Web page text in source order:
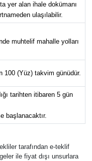
yer alan ihale dokümanı
ulaşılabilir.
muhtelif mahalle yolları
100 (Yüz) takvim günüdür.
tarihten itibaren 5 gün
başlanacaktır.
tarafından e-teklif
ile fiyat dışı unsurlara